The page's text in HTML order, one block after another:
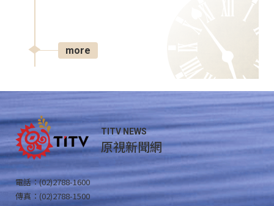
more
TITV NEWS
原視新聞網
電話：(02)2788-1600
傳真：(02)2788-1500